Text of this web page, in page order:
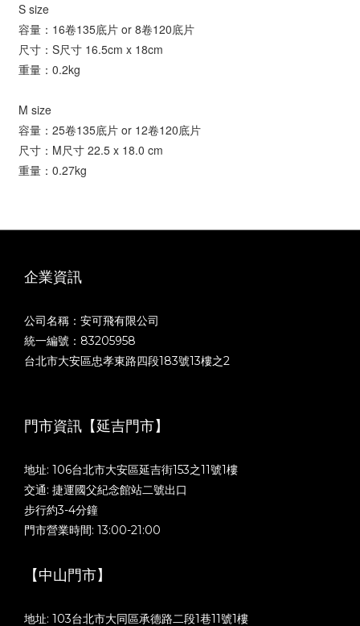
S size
容量：16卷135底片 or 8卷120底片
尺寸： S尺寸 16.5cm x 18cm
重量：0.2kg
M size
容量：25卷135底片 or 12卷120底片
尺寸： M尺寸 22.5 x 18.0 cm
重量：0.27kg
企業資訊
公司名稱：安可飛有限公司
統一編號：83205958
台北市大安區忠孝東路四段183號13樓之2
門市資訊【延吉門市】
地址: 106台北市大安區延吉街153之11號1樓
交通: 捷運國父紀念館站二號出口
步行約3-4分鐘
門市營業時間: 13:00-21:00
【中山門市】
地址: 103台北市大同區承德路二段1巷11號1樓